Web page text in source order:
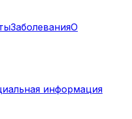
ЗаболеванияО
информация